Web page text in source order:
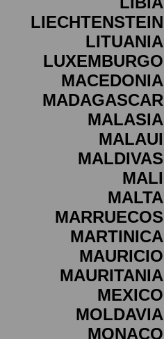
LIECHTENSTEIN
LITUANIA
LUXEMBURGO
MACEDONIA
MADAGASCAR
MALASIA
MALAUI
MALDIVAS
MALI
MALTA
MARRUECOS
MARTINICA
MAURICIO
MAURITANIA
MEXICO
MOLDAVIA
MONACO